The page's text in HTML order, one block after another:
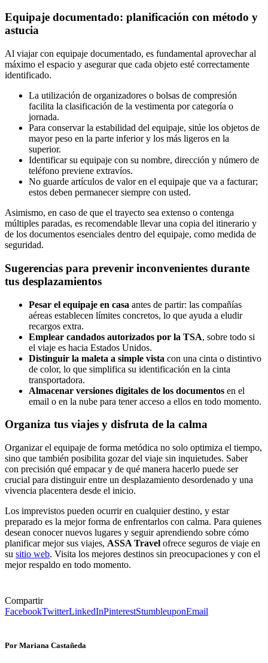
Equipaje documentado: planificación con método y
astucia
Al viajar con equipaje documentado, es fundamental aprovechar al
máximo el espacio y asegurar que cada objeto esté correctamente
identificado.
La utilización de organizadores o bolsas de compresión
facilita la clasificación de la vestimenta por categoría o
jornada.
Para conservar la estabilidad del equipaje, sitúe los objetos de
mayor peso en la parte inferior y los más ligeros en la
superior.
Identificar su equipaje con su nombre, dirección y número de
teléfono previene extravíos.
No guarde artículos de valor en el equipaje que va a facturar;
estos deben permanecer siempre con usted.
Asimismo, en caso de que el trayecto sea extenso o contenga
múltiples paradas, es recomendable llevar una copia del itinerario y
de los documentos esenciales dentro del equipaje, como medida de
seguridad.
Sugerencias para prevenir inconvenientes durante
tus desplazamientos
Pesar el equipaje en casa antes de partir: las compañías
aéreas establecen límites concretos, lo que ayuda a eludir
recargos extra.
Emplear candados autorizados por la TSA, sobre todo si
el viaje es hacia Estados Unidos.
Distinguir la maleta a simple vista con una cinta o distintivo
de color, lo que simplifica su identificación en la cinta
transportadora.
Almacenar versiones digitales de los documentos en el
email o en la nube para tener acceso a ellos en todo momento.
Organiza tus viajes y disfruta de la calma
Organizar el equipaje de forma metódica no solo optimiza el tiempo,
sino que también posibilita gozar del viaje sin inquietudes. Saber
con precisión qué empacar y de qué manera hacerlo puede ser
crucial para distinguir entre un desplazamiento desordenado y una
vivencia placentera desde el inicio.
Los imprevistos pueden ocurrir en cualquier destino, y estar
preparado es la mejor forma de enfrentarlos con calma. Para quienes
desean conocer nuevos lugares y seguir aprendiendo sobre cómo
planificar mejor sus viajes, ASSA Travel ofrece seguros de viaje en
su sitio web. Visita los mejores destinos sin preocupaciones y con el
mejor respaldo en todo momento.
Compartir
FacebookTwitterLinkedInPinterestStumbleuponEmail
Por Mariana Castañeda